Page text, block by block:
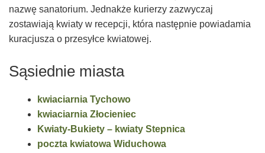
nazwę sanatorium. Jednakże kurierzy zazwyczaj
zostawiają kwiaty w recepcji, która następnie powiadamia
kuracjusza o przesyłce kwiatowej.
Sąsiednie miasta
kwiaciarnia Tychowo
kwiaciarnia Złocieniec
Kwiaty-Bukiety – kwiaty Stepnica
poczta kwiatowa Widuchowa